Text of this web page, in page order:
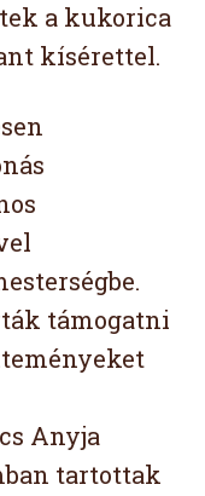
a kukorica
kísérettel.
támogatni
Anyja
tartottak